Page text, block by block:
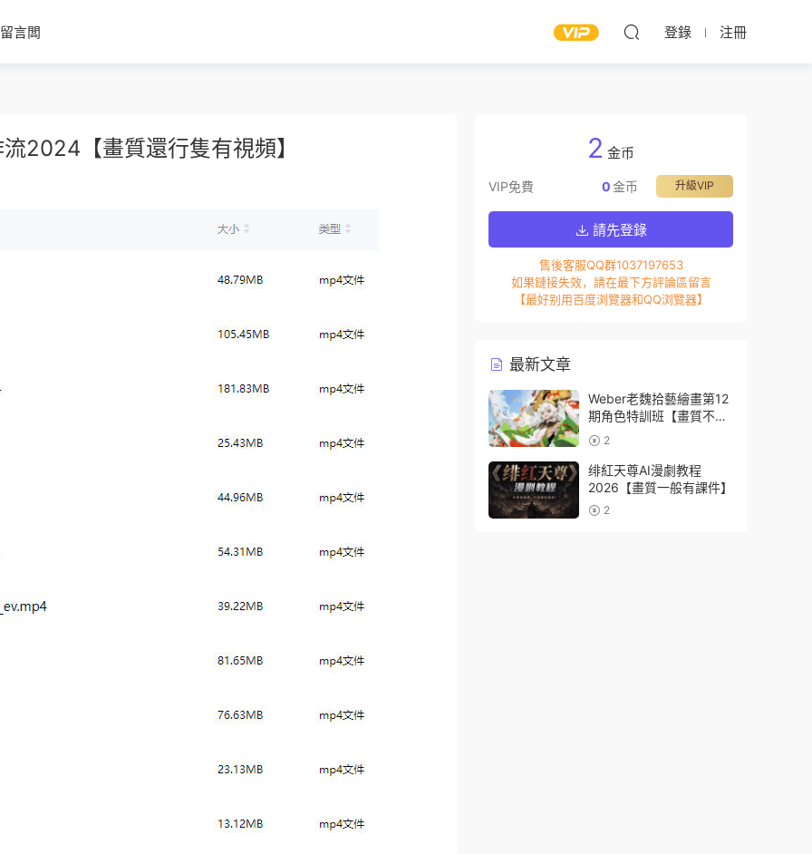
留言闆 登錄 注冊
2024【畫質還行隻有視頻】 2 金币
VIP免費 升級VIP
0金币
請先登錄
售後客服QQ群1037197653
如果鏈接失效，請在最下方評論區留言
【最好别用百度浏覽器和QQ浏覽器】
最新文章
Weber老魏拾藝繪畫第12
期角色特訓班【畫質不錯
隻有視頻】
2
绯紅天尊AI漫劇教程
2026【畫質一般有課件】
2